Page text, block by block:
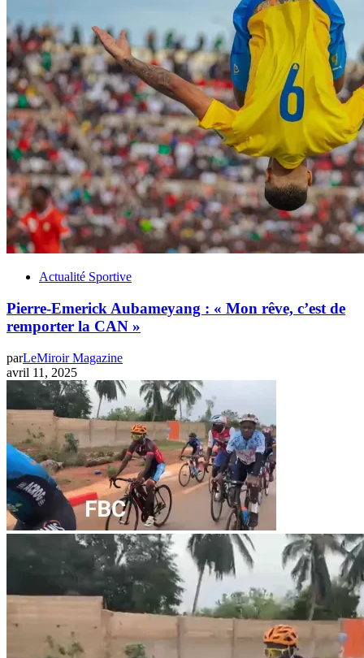
Actualité Sportive
Pierre-Emerick Aubameyang : « Mon rêve, c’est de
remporter la CAN »
parLeMiroir Magazine
avril 11, 2025